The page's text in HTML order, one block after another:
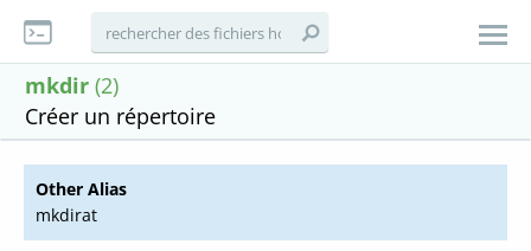
mkdir (2)
Créer un répertoire
Other Alias
mkdirat